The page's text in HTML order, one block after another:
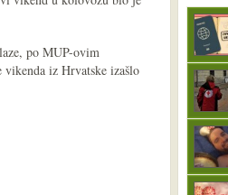
po MUP-ovim
vikenda iz Hrvatske izašlo